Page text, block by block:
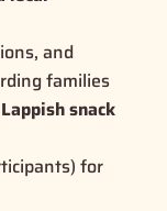
and
families
snack
for